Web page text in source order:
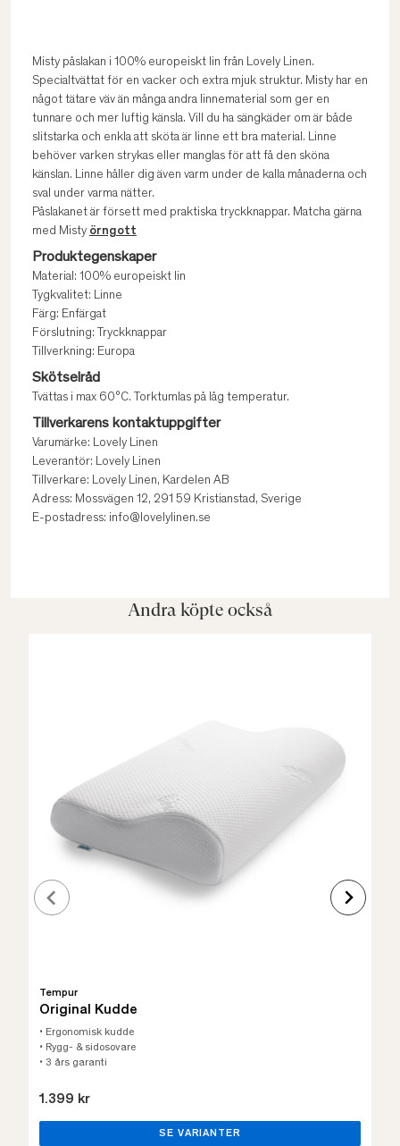
Misty påslakan i 100% europeiskt lin från Lovely Linen.
Specialtvättat för en vacker och extra mjuk struktur. Misty har en
något tätare väv än många andra linnematerial som ger en
tunnare och mer luftig känsla. Vill du ha sängkäder om är både
slitstarka och enkla att sköta är linne ett bra material. Linne
behöver varken strykas eller manglas för att få den sköna
känslan. Linne håller dig även varm under de kalla månaderna och
sval under varma nätter.
Påslakanet är försett med praktiska tryckknappar. Matcha gärna
med Misty örngott
Produktegenskaper
Material: 100% europeiskt lin
Tygkvalitet: Linne
Färg: Enfärgat
Förslutning: Tryckknappar
Tillverkning: Europa
Skötselråd
Tvättas i max 60°C. Torktumlas på låg temperatur.
Tillverkarens kontaktuppgifter
Varumärke: Lovely Linen
Leverantör: Lovely Linen
Tillverkare: Lovely Linen, Kardelen AB
Adress: Mossvägen 12, 291 59 Kristianstad, Sverige
E-postadress: info@lovelylinen.se
Andra köpte också
Tempur
Original Kudde
• Ergonomisk kudde
• Rygg- & sidosovare
• 3 års garanti
1.399 kr
SE VARIANTER